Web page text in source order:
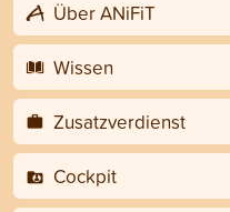
Über ANiFiT
Wissen
Zusatzverdienst
Cockpit